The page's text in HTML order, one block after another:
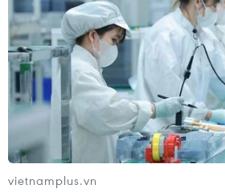
Mỹ nếu xin gia nhập NATO
05/05/2022 05:58
Dự kiến trong tháng này, Thụy
chính thức về việc có nộp đơn xin
không. Đơn xin gia nhận có thể
được tất cả thành viên NATO chấp
vietnamplus.vn